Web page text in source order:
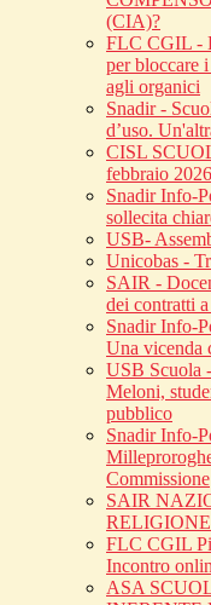
(CIA)?
FLC CGIL -
per bloccare
agli organici
Snadir -
d’uso.
CISL
febbraio 2026
Snadir Info-
sollecita
USB-
Unicobas -
SAIR -
dei contratti
Snadir Info-
Una vicenda
USB Scuola
Meloni,
pubblico
Snadir Info-
Commissione
SAIR
FLC CGIL
Incontro
ASA